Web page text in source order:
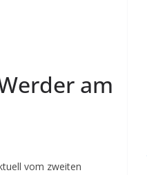
am
vom zweiten